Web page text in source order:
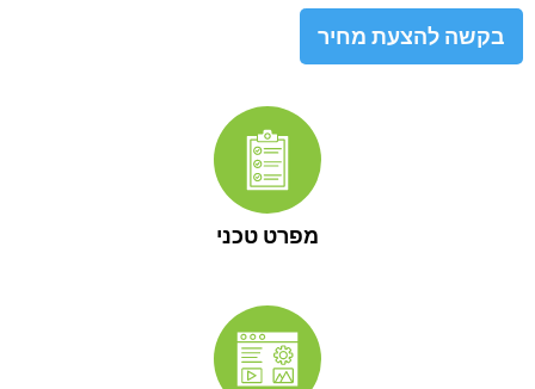
בקשה להצעת מחיר
מפרט טכני